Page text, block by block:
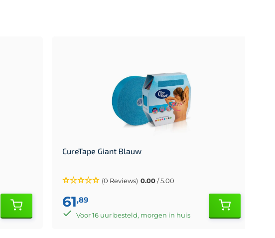
CureTape Giant Blauw
(0 Reviews) 0.00/ 5.00
61,89
Voor 16 uur besteld, morgen in huis